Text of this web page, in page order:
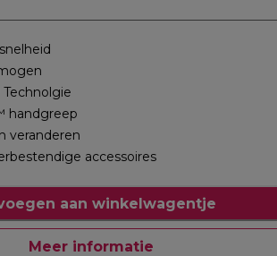
handgreep
veranderen
accessoires
aan winkelwagentje
Meer informatie